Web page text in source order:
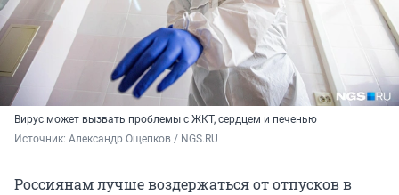
Вирус может вызвать проблемы с ЖКТ, сердцем и печенью
Источник: Александр Ощепков / NGS.RU
Россиянам лучше воздержаться от отпусков в